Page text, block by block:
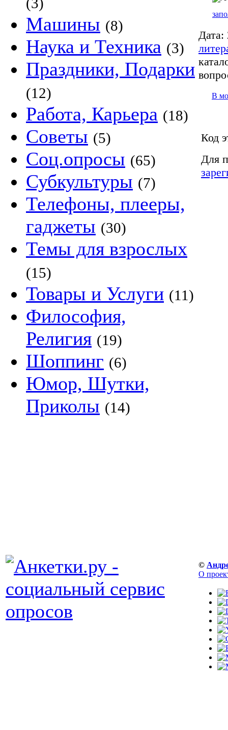
Машины (8)
Наука и Техника (3)
Праздники, Подарки
(12)
Работа, Карьера (18)
Советы (5)
Соц.опросы (65)
Субкультуры (7)
Телефоны, плееры,
гаджеты (30)
Темы для взрослых
(15)
Товары и Услуги (11)
Философия,
Религия (19)
Шоппинг (6)
Юмор, Шутки,
Приколы (14)
Дата:
В
Код
Для
©
О